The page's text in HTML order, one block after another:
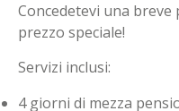
Concedetevi una
prezzo speciale!
Servizi inclusi:
4 giorni di mezza